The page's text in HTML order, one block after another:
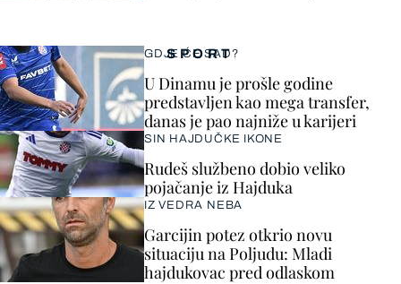
SPORT
GDJE ĆE SAD?
U Dinamu je prošle godine
predstavljen kao mega transfer,
danas je pao najniže u karijeri
SIN HAJDUČKE IKONE
Rudeš službeno dobio veliko
pojačanje iz Hajduka
IZ VEDRA NEBA
Garcijin potez otkrio novu
situaciju na Poljudu: Mladi
hajdukovac pred odlaskom